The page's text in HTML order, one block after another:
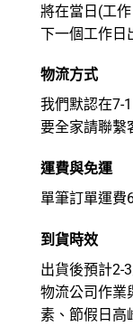
將在當日(工
下一個工作日
物流方式
我們默認在7-
要全家請聯繫
運費與免運
單筆訂單運費
到貨時效
出貨後預計2-
物流公司作業
素、節假日高